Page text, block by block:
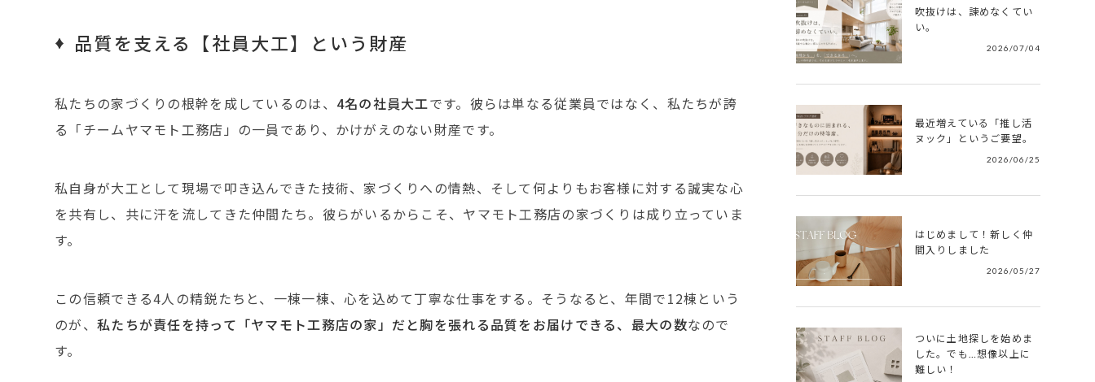
品質を支える【社員大工】という財産
私たちの家づくりの根幹を成しているのは、 4名の社員大工です。彼らは単なる従業員ではなく、私たちが誇
る「チームヤマモト工務店」の一員であり、かけがえのない財産です。
私自身が大工として現場で叩き込んできた技術、家づくりへの情熱、そして何よりもお客様に対する誠実な心
を共有し、共に汗を流してきた仲間たち。彼らがいるからこそ、ヤマモト工務店の家づくりは成り立っていま
す。
この信頼できる4人の精鋭たちと、一棟一棟、心を込めて丁寧な仕事をする。そうなると、年間で12棟という
のが、私たちが責任を持って「ヤマモト工務店の家」だと胸を張れる品質をお届けできる、最大の数なので
す。
吹抜けは、諫めなくてい
い。
2026/07/04
最近増えている「推し活
ヌック」というご要望。
2026/06/25
はじめまして！新しく仲
間入りしました
2026/05/27
ついに土地探しを始めま
した。でも…想像以上に
難しい！